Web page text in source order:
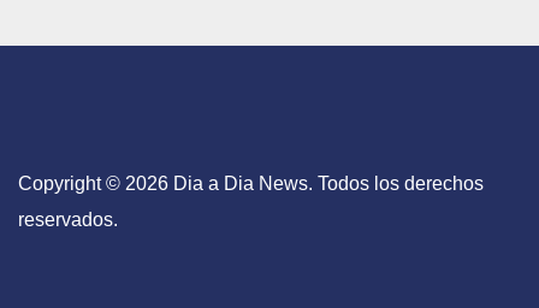
Copyright © 2026 Dia a Dia News. Todos los derechos
reservados.